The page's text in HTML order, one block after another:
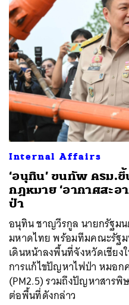
Internal Affairs
‘อนุทิน’ ขนทัพ ครม.
กฎหมาย ‘อากาศสะอ
ป่า
อนุทิน ชาญวีรกูล นายกรัฐมน
มหาดไทย พร้อมทีมคณะรัฐม
เดินหน้าลงพื้นที่จังหวัดเชีย
การแก้ไขปัญหาไฟป่า หมอก
(PM2.5) รวมถึงปัญหาสาร
ต่อพื้นที่ดังกล่าว